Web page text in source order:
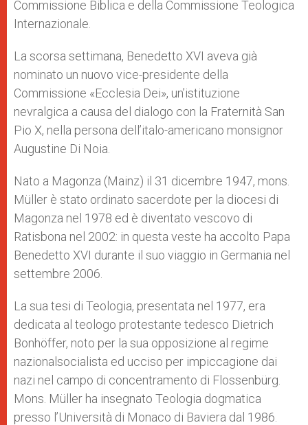
Commissione Biblica e della Commissione Teologica
Internazionale.
La scorsa settimana, Benedetto XVI aveva già
nominato un nuovo vice-presidente della
Commissione «Ecclesia Dei», un’istituzione
nevralgica a causa del dialogo con la Fraternità San
Pio X, nella persona dell’italo-americano monsignor
Augustine Di Noia.
Nato a Magonza (Mainz) il 31 dicembre 1947, mons.
Müller è stato ordinato sacerdote per la diocesi di
Magonza nel 1978 ed è diventato vescovo di
Ratisbona nel 2002: in questa veste ha accolto Papa
Benedetto XVI durante il suo viaggio in Germania nel
settembre 2006.
La sua tesi di Teologia, presentata nel 1977, era
dedicata al teologo protestante tedesco Dietrich
Bonhöffer, noto per la sua opposizione al regime
nazionalsocialista ed ucciso per impiccagione dai
nazi nel campo di concentramento di Flossenbürg.
Mons. Müller ha insegnato Teologia dogmatica
presso l’Università di Monaco di Baviera dal 1986.